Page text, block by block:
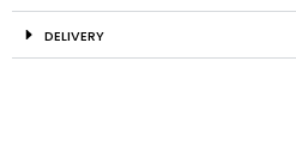
DELIVERY